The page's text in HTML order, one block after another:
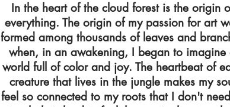
In the heart of the cloud forest is the origin
everything. The origin of my passion for art
formed among thousands of leaves and
when, in an awakening, I began to imagine
world full of color and joy. The heartbeat of
creature that lives in the jungle makes my
feel so connected to my roots that I don't